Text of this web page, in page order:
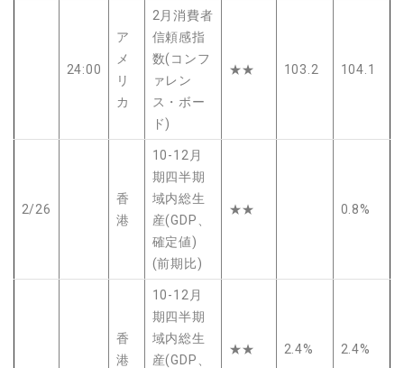
24:00
ア
メ
リ
カ
2月消費者
信頼感指
数(コンフ
ァレン
ス・ボー
ド)
★★ 103.2 104.1
2/26
香
港
10-12月
期四半期
域内総生
産(GDP、
確定値)
(前期比)
★★ 0.8%
香
港
10-12月
期四半期
域内総生
産(GDP、
★★ 2.4% 2.4%